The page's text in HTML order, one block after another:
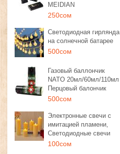
MEIDIAN
250сом
Светодиодная гирлянда
на солнечной батарее
500сом
Газовый баллончик
NATO 20мл/60мл/110мл
Перцовый балончик
500сом
Электронные свечи с
имитацией пламени,
Светодиодные свечи
100сом